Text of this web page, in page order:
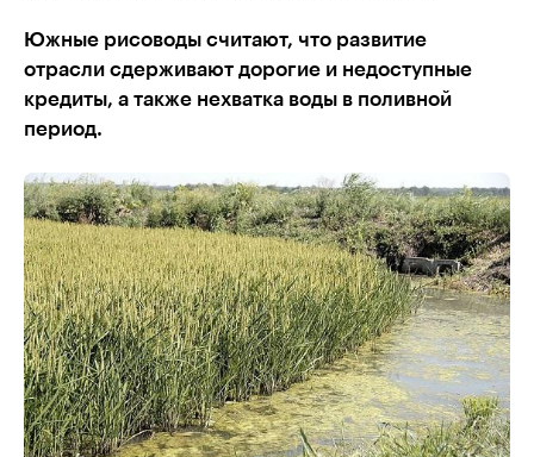
Южные рисоводы считают, что развитие
отрасли сдерживают дорогие и недоступные
кредиты, а также нехватка воды в поливной
период.